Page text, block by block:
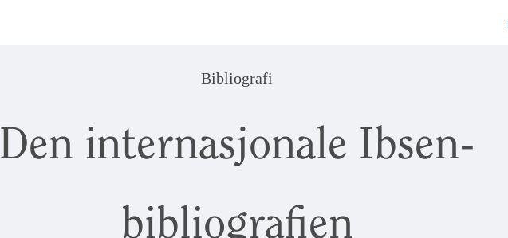
Bibliografi
Den internasjonale Ibsen-
bibliografien